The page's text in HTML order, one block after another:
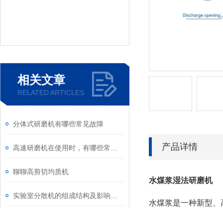
相关文章
RELATED ARTICLES
分体式研磨机有哪些常见故障
聊聊高剪切均质机
产品详情
水煤浆湿法研磨机
水煤浆是一种新型、